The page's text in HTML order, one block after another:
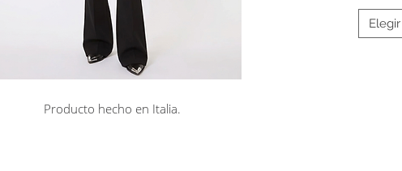
Elegir
Producto hecho en Italia.